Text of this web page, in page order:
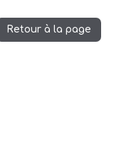
Retour à la page